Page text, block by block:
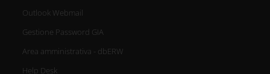
Outlook Webmail
Gestione Password GIA
Area amministrativa - dbERW
Help Desk